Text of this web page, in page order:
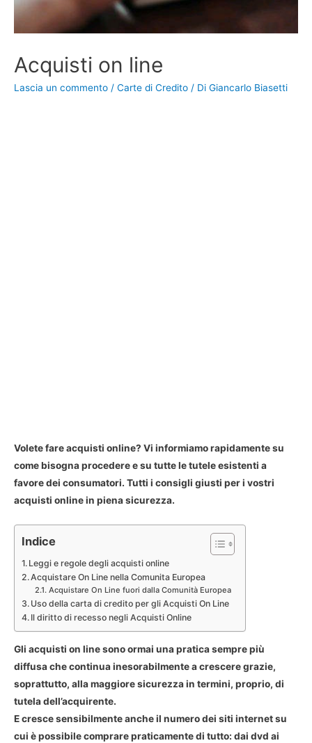
Acquisti on line
Lascia un commento / Carte di Credito / Di Giancarlo Biasetti
Volete fare acquisti online? Vi informiamo rapidamente su
come bisogna procedere e su tutte le tutele esistenti a
favore dei consumatori. Tutti i consigli giusti per i vostri
acquisti online in piena sicurezza.
Indice
Leggi e regole degli acquisti online
Acquistare On Line nella Comunita Europea
Acquistare On Line fuori dalla Comunità Europea
Uso della carta di credito per gli Acquisti On Line
Il diritto di recesso negli Acquisti Online
Gli acquisti on linesono ormai una pratica sempre più
diffusa che continua inesorabilmente a crescere grazie,
soprattutto, alla maggiore sicurezza in termini, proprio, di
tutela dell’acquirente.
E cresce sensibilmente anche il numero dei siti internet su
cui è possibile comprare praticamente di tutto: dai dvd ai